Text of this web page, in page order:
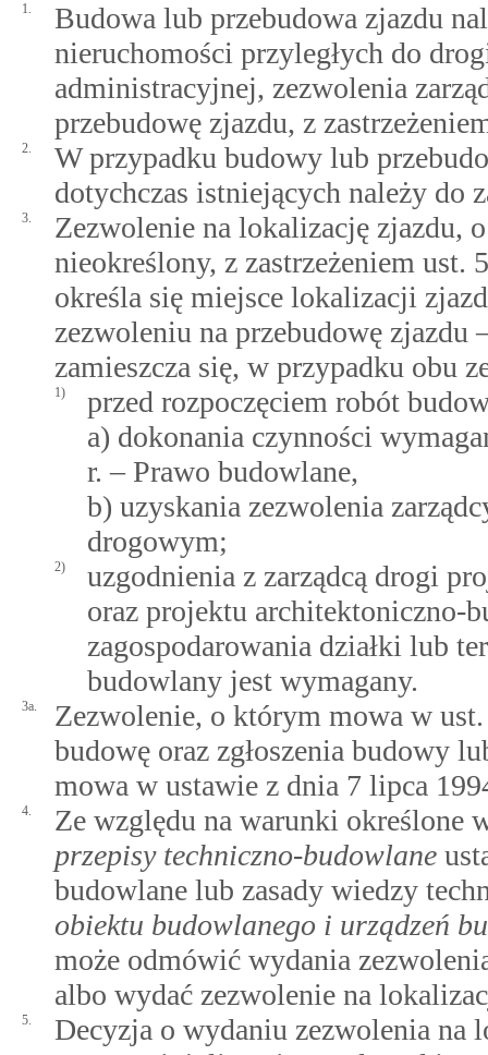
1.
Budowa lub przebudowa zjazdu
nieruchomości przyległych do
administracyjnej, zezwolenia
przebudowę zjazdu, z
2.
W przypadku budowy lub
dotychczas istniejących należy do
3.
Zezwolenie na lokalizację zjazdu,
nieokreślony, z zastrzeżeniem ust.
określa się miejsce lokalizacji
zezwoleniu na przebudowę zjazdu
zamieszcza się, w przypadku obu
1)
przed rozpoczęciem robót
a) dokonania czynności
r. – Prawo budowlane,
b) uzyskania zezwolenia
drogowym;
2)
uzgodnienia z zarządcą drogi
oraz projektu architektoniczno-
zagospodarowania działki lub
budowlany jest wymagany.
3a.
Zezwolenie, o którym mowa w
budowę oraz zgłoszenia budowy
mowa w ustawie z dnia 7 lipca
4.
Ze względu na warunki określone
przepisy techniczno-budowlane
budowlane lub zasady wiedzy
obiektu budowlanego i urządzeń
może odmówić wydania
albo wydać zezwolenie na
5.
Decyzja o wydaniu zezwolenia na